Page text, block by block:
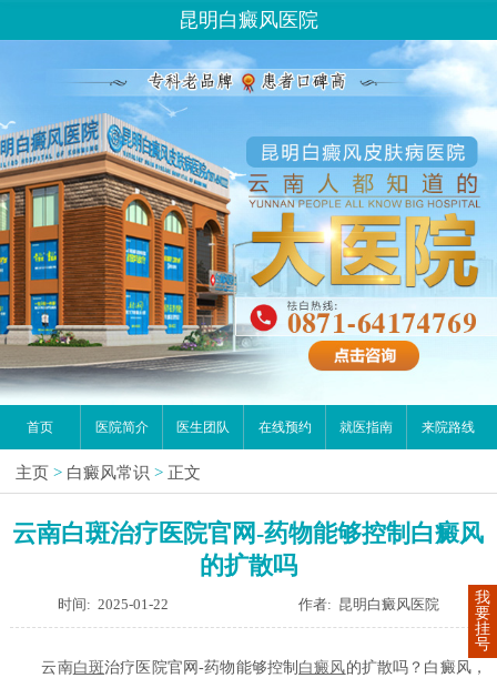
昆明白癜风医院
首页 医院简介 医生团队 在线预约 就医指南 来院路线
主页 > 白癜风常识 > 正文
云南白斑治疗医院官网-药物能够控制白癜风
的扩散吗
时间: 2025-01-22 作者: 昆明白癜风医院
云南白斑治疗医院官网-药物能够控制 白癜风的扩散吗？白癜风，
我
要
挂
号